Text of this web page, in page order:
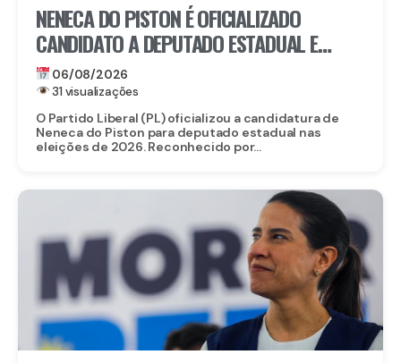
NENECA DO PISTON É OFICIALIZADO
CANDIDATO A DEPUTADO ESTADUAL E
FORTALECE CHAPA DO PL EM
PERNAMBUCO
06/08/2026
31 visualizações
O Partido Liberal (PL) oficializou a candidatura de
Neneca do Piston para deputado estadual nas
eleições de 2026. Reconhecido por...